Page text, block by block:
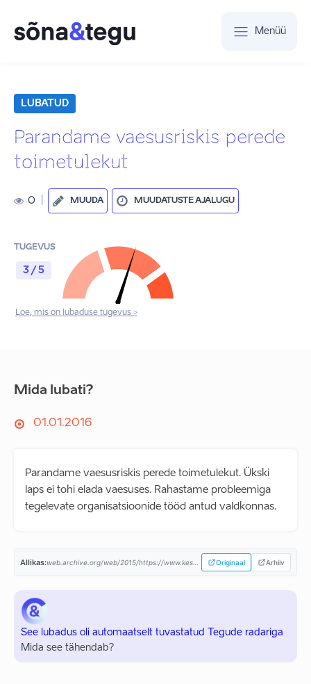
Menüü
LUBATUD
Parandame vaesusriskis perede
toimetulekut
0 MUUDA MUUDATUSTE AJALUGU
TUGEVUS
3 / 5
Loe, mis on lubaduse tugevus >
Mida lubati?
01.01.2016
Parandame vaesusriskis perede toimetulekut. Ükski
laps ei tohi elada vaesuses. Rahastame probleemiga
tegelevate organisatsioonide tööd antud valdkonnas.
Allikas: Originaal Arhiiv
See lubadus oli automaatselt tuvastatud Tegude radariga
Mida see tähendab?